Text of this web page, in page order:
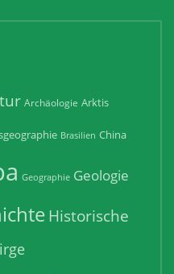
Archäologie Arktis
Brasilien China
Geographie Geologie
Historische